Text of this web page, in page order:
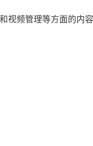
视频管理等方面的内